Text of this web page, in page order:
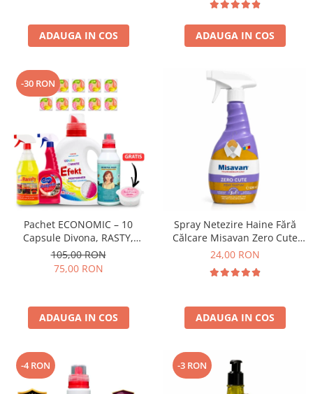
ADAUGA IN COS ADAUGA IN COS
-30 RON
Pachet ECONOMIC – 10
Capsule Divona, RASTY,
ACEPRIN, Efekt, Secretul Deliei
+ Sare Inalbire GRATIS
105,00 RON
75,00 RON
ADAUGA IN COS
Spray Netezire Haine Fără
Călcare Misavan Zero Cute
Zero Parfum 500 ml
24,00 RON
ADAUGA IN COS
-4 RON -3 RON